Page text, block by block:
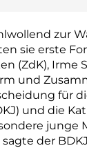
zur
sie erste
(ZdK), Irme
und
für
und die
junge
der